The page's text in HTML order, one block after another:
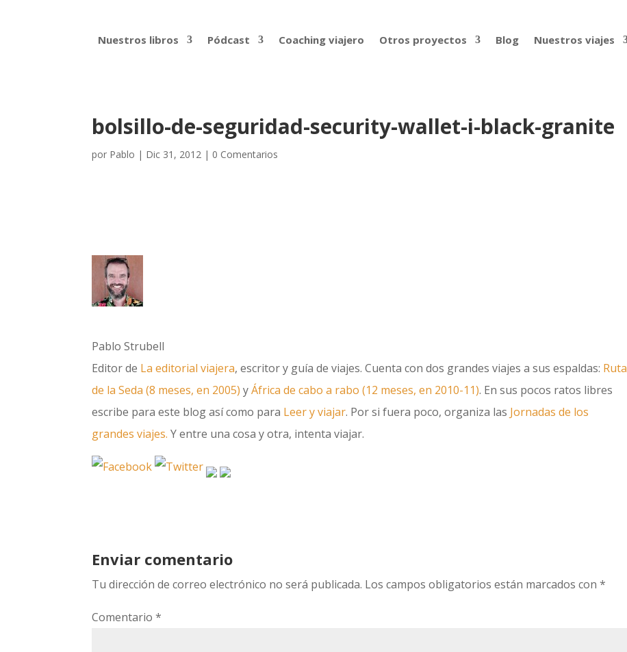
Nuestros libros Pódcast Coaching viajero Otros proyectos Blog Nuestros viajes
bolsillo-de-seguridad-security-wallet-i-black-granite
por Pablo | Dic 31, 2012 | 0 Comentarios
Pablo Strubell
Editor de La editorial viajera, escritor y guía de viajes. Cuenta con dos grandes viajes a sus espaldas: Ruta
de la Seda (8 meses, en 2005) yÁfrica de cabo a rabo (12 meses, en 2010-11). En sus pocos ratos libres
escribe para este blog así como para Leer y viajar. Por si fuera poco, organiza las Jornadas de los
grandes viajes. Y entre una cosa y otra, intenta viajar.
Enviar comentario
Tu dirección de correo electrónico no será publicada. Los campos obligatorios están marcados con*
Comentario*